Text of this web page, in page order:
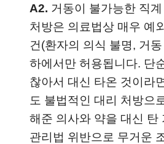
A2. 거동이 불가능한 직
처방은 의료법상 매우 예
건(환자의 의식 불명, 거
하에서만 허용됩니다. 단
찮아서 대신 타온 것이라
도 불법적인 대리 처방으
해준 의사와 약을 대신 탄
관리법 위반으로 무거운